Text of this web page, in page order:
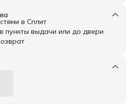
в Сплит
пункты выдачи или до двери